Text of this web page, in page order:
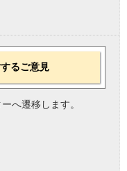
るご意見
へ遷移します。